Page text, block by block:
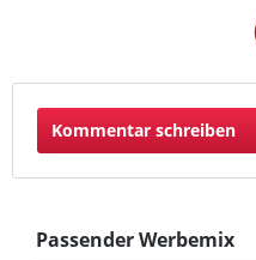
Kommentar schreiben
Passender Werbemix